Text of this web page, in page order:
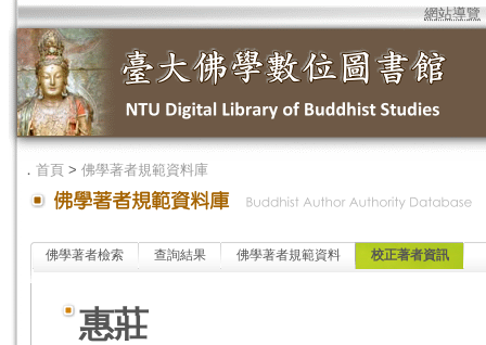
網站導覽
． 首頁 > 佛學著者規範資料庫
佛學著者檢索 查詢結果 佛學著者規範資料 校正著者資訊
惠莊